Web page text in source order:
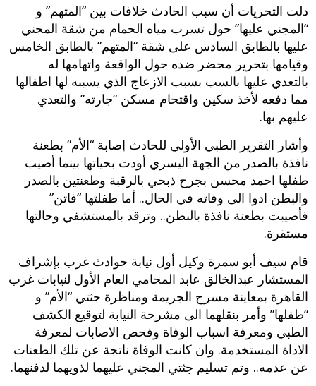
دلت التحريات أن سبب الحادث خلافات بين “المتهم” و
“المجني عليها” حول تسرب مياه الحمام من شقة المجني
عليها بالطابق السادس على شقة “المتهم” بالطابق الخامس
وقيامها بتحرير محضر ضده حول الواقعة واتهامها له
بالتعدي عليها بالسب بسبب الازعاج الذي يسببه لها اطفالها
مما دفعه لأخذ سكين واقتحام مسكن “جارته” والتعدي
عليهم بها.
وأشار التقرير الطبي الأولي للحادث إصابة “الأم” بطعنة
نافذة بالصدر من الجهة اليسري أودت بحياتها بينما أصيب
طفلها احمد محسن بجرح ذبحي بالرقبة وطعنتين بالصدر
والبطن ادوا الى وفاته في الحال.. أما طفلتها “فاتن”
فأصيبت بطعنة نافذة بالبطن.. وترقد بالمستشفي وحالتها
مستقرة.
قام سيف أبو سمرة وكيل أول نيابة حوادث غرب بإشراف
المستشار عبدالخالق عابد المحامي العام الأول لنيابات غرب
القاهرة بمعاينة مسرح الجريمة ومناظرة جثتي “الأم” و
“طفلها” وأمر بنقلهما الى مشرحة النيابة لتوقيع الكشف
الطبي ومعرفة اسباب الوفاة وفحص الاصابات لمعرفة
الاداة المستخدمة. وان كانت الوفاة ناتجة عن تلك الطعنات
عن عدمه.. وتم تسليم جثتي المجني عليهما لذويهما لدفنهما.